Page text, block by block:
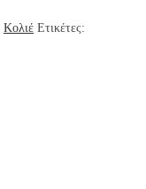
Κολιέ Ετικέτες: